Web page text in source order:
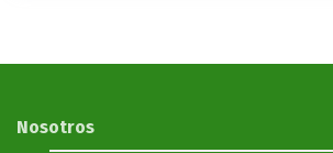
Nosotros